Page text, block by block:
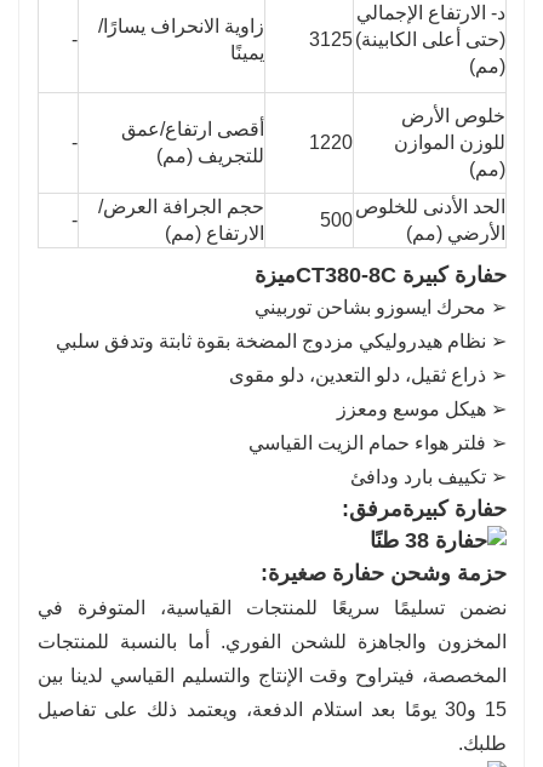
د- الارتفاع الإجمالي
(حتى أعلى الكابينة)
(مم)
3125
زاوية الانحراف يسارًا/
يمينًا
-
خلوص الأرض
للوزن الموازن
(مم)
1220
أقصى ارتفاع/عمق
للتجريف (مم)
-
الحد الأدنى للخلوص
الأرضي (مم)
500
حجم الجرافة العرض/
الارتفاع (مم)
-
حفارة كبيرة CT380-8C ميزة
➢ محرك ايسوزو بشاحن توربيني
➢ نظام هيدروليكي مزدوج المضخة بقوة ثابتة وتدفق سلبي
➢ ذراع ثقيل، دلو التعدين، دلو مقوى
➢ هيكل موسع ومعزز
➢ فلتر هواء حمام الزيت القياسي
➢ تكييف بارد ودافئ
حفارة كبيرةمرفق:
حزمة وشحن حفارة صغيرة:
نضمن تسليمًا سريعًا للمنتجات القياسية، المتوفرة في
المخزون والجاهزة للشحن الفوري. أما بالنسبة للمنتجات
المخصصة، فيتراوح وقت الإنتاج والتسليم القياسي لدينا بين
15 و30 يومًا بعد استلام الدفعة، ويعتمد ذلك على تفاصيل
طلبك.